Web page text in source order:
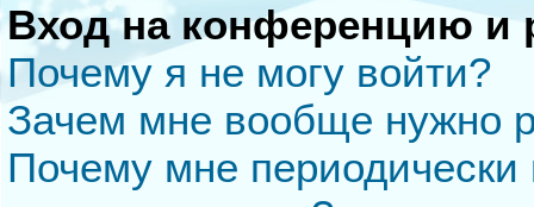
Вход на конференцию и
Почему я не могу войти?
Зачем мне вообще нужно
Почему мне периодически